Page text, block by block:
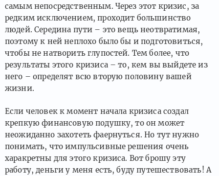
самым непосредственным. Через этот кризис, за
редким исключением, проходит большинство
людей. Середина пути – это вещь неотвратимая,
поэтому к ней неплохо было бы и подготовиться,
чтобы не натворить глупостей. Тем более, что
результаты этого кризиса – то, кем вы выйдете из
него – определят всю вторую половину вашей
жизни.
Если человек к момент начала кризиса создал
крепкую финансовую подушку, то он может
неожиданно захотеть фаернуться. Но тут нужно
понимать, что импульсивные решения очень
харакретны для этого кризиса. Вот брошу эту
работу, деньги у меня есть, буду путешествовать! А